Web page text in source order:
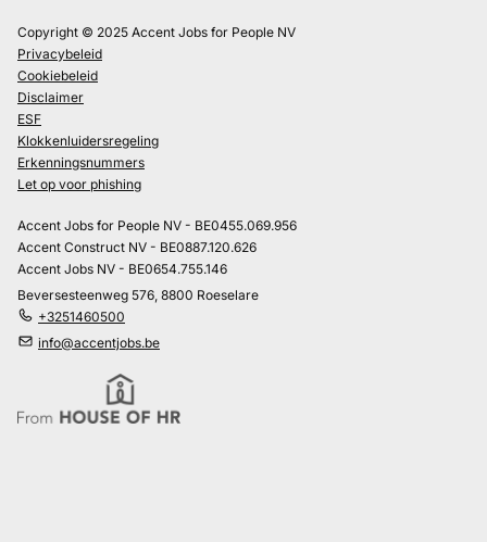
Copyright © 2025 Accent Jobs for People NV
Privacybeleid
Cookiebeleid
Disclaimer
ESF
Klokkenluidersregeling
Erkenningsnummers
Let op voor phishing
Accent Jobs for People NV - BE0455.069.956
Accent Construct NV - BE0887.120.626
Accent Jobs NV - BE0654.755.146
Beversesteenweg 576, 8800 Roeselare
+3251460500
info@accentjobs.be